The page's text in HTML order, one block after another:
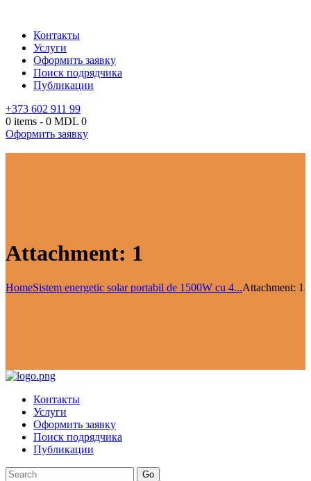
Контакты
Услуги
Оформить заявку
Поиск подрядчика
Публикации
+373 602 911 99
0 items - 0 MDL 0
Оформить заявку
Attachment: 1
HomeSistem energetic solar portabil de 1500W cu 4...Attachment: 1
Контакты
Услуги
Оформить заявку
Поиск подрядчика
Публикации
Go